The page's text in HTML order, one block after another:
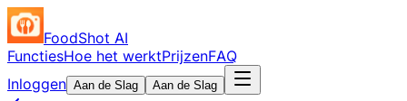
FoodShot AI
FunctiesHoe het werktPrijzenFAQ
Inloggen Aan de Slag Aan de Slag